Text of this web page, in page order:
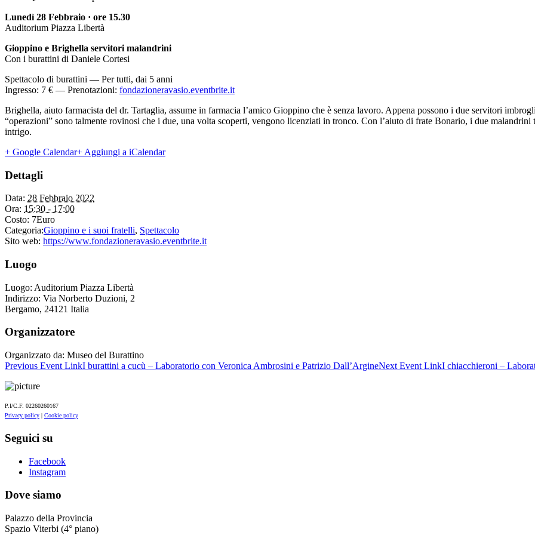
Lunedì 28 Febbraio · ore 15.30
Auditorium Piazza Libertà
Gioppino e Brighella servitori malandrini
Con i burattini di Daniele Cortesi
Spettacolo di burattini — Per tutti, dai 5 anni
Ingresso: 7 € — Prenotazioni: fondazioneravasio.eventbrite.it
Brighella, aiuto farmacista del dr. Tartaglia, assume in farmacia l’amico Gioppino che è senza lavoro. Appena possono i due servitori
“operazioni” sono talmente rovinosi che i due, una volta scoperti, vengono licenziati in tronco. Con l’aiuto di frate Bonario, i due
intrigo.
+ Google Calendar+ Aggiungi a iCalendar
Dettagli
Data: 28 Febbraio 2022
Ora: 15:30 - 17:00
Costo: 7Euro
Categoria:Gioppino e i suoi fratelli, Spettacolo
Sito web: https://www.fondazioneravasio.eventbrite.it
Luogo
Luogo: Auditorium Piazza Libertà
Indirizzo: Via Norberto Duzioni, 2
Bergamo, 24121 Italia
Organizzatore
Organizzato da: Museo del Burattino
Previous Event LinkI burattini a cucù – Laboratorio con Veronica Ambrosini e Patrizio Dall’ArgineNext Event LinkI chiacchieroni –
P.I/C.F. 02260260167
Privacy policy | Cookie policy
Seguici su
Facebook
Instagram
Dove siamo
Palazzo della Provincia
Spazio Viterbi (4° piano)